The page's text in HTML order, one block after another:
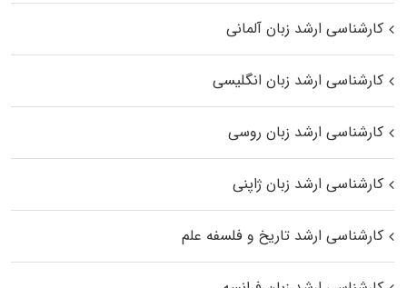
کارشناسی ارشد زبان آلمانی
کارشناسی ارشد زبان انگلیسی
کارشناسی ارشد زبان روسی
کارشناسی ارشد زبان ژاپنی
کارشناسی ارشد تاریخ و فلسفه علم